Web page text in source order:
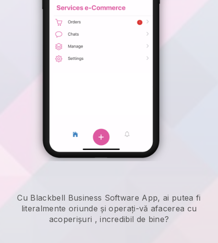
Cu Blackbell Business Software App, ai putea fi
literalmente oriunde șioperați-vă afacerea cu
acoperișuri , incredibil de bine?